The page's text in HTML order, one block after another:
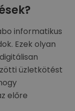
informatikus
Ezek olyan
üzletkötést
előre